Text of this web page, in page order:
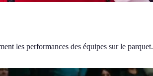
les performances des équipes sur le parquet.